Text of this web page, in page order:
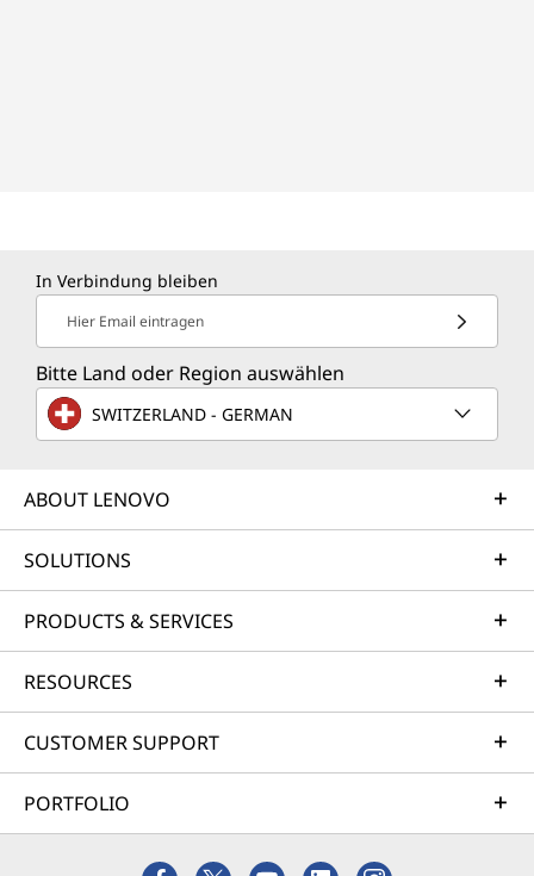
In Verbindung bleiben
Hier Email eintragen
Bitte Land oder Region auswählen
SWITZERLAND - GERMAN
ABOUT LENOVO
SOLUTIONS
PRODUCTS & SERVICES
RESOURCES
CUSTOMER SUPPORT
PORTFOLIO